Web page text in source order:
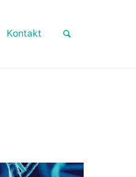
Kontakt